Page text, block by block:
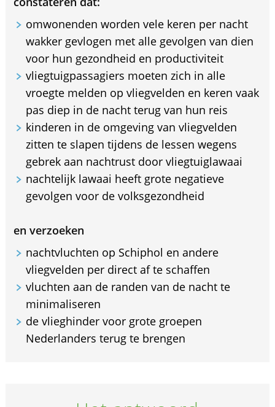
omwonenden worden vele keren per nacht
wakker gevlogen met alle gevolgen van dien
voor hun gezondheid en productiviteit
vliegtuigpassagiers moeten zich in alle
vroegte melden op vliegvelden en keren vaak
pas diep in de nacht terug van hun reis
kinderen in de omgeving van vliegvelden
zitten te slapen tijdens de lessen wegens
gebrek aan nachtrust door vliegtuiglawaai
nachtelijk lawaai heeft grote negatieve
gevolgen voor de volksgezondheid
en verzoeken
nachtvluchten op Schiphol en andere
vliegvelden per direct af te schaffen
vluchten aan de randen van de nacht te
minimaliseren
de vlieghinder voor grote groepen
Nederlanders terug te brengen